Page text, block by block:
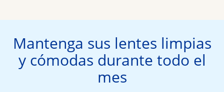
Mantenga sus lentes limpias
y cómodas durante todo el
mes